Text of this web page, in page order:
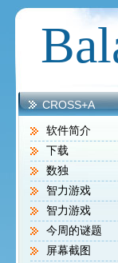
CROSS+A
软件简介
下载
数独
智力游戏
智力游戏
今周的谜题
屏幕截图